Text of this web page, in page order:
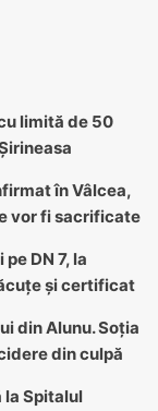
limită de 50
în Vâlcea,
vor fi sacrificate
DN 7, la
și certificat
din Alunu. Soția
din culpă
la Spitalul